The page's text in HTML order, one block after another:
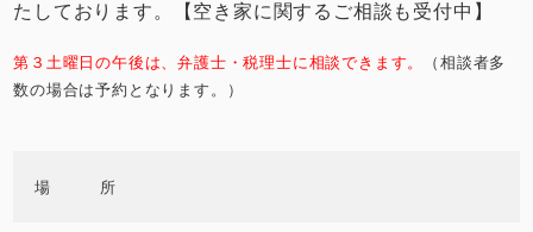
たしております。【空き家に関するご相談も受付中】
第３土曜日の午後は、弁護士・税理士に相談できます。
（相談者多
数の場合は予約となります。）
場 所